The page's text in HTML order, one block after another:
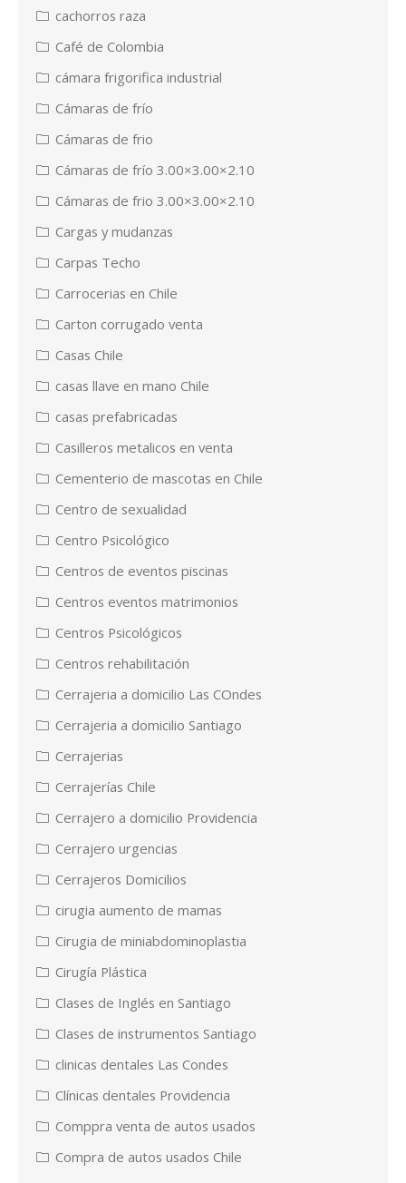
cachorros raza
Café de Colombia
cámara frigorifica industrial
Cámaras de frío
Cámaras de frio
Cámaras de frío 3.00×3.00×2.10
Cámaras de frio 3.00×3.00×2.10
Cargas y mudanzas
Carpas Techo
Carrocerias en Chile
Carton corrugado venta
Casas Chile
casas llave en mano Chile
casas prefabricadas
Casilleros metalicos en venta
Cementerio de mascotas en Chile
Centro de sexualidad
Centro Psicológico
Centros de eventos piscinas
Centros eventos matrimonios
Centros Psicológicos
Centros rehabilitación
Cerrajeria a domicilio Las COndes
Cerrajeria a domicilio Santiago
Cerrajerias
Cerrajerías Chile
Cerrajero a domicilio Providencia
Cerrajero urgencias
Cerrajeros Domicilios
cirugia aumento de mamas
Cirugia de miniabdominoplastia
Cirugía Plástica
Clases de Inglés en Santiago
Clases de instrumentos Santiago
clinicas dentales Las Condes
Clínicas dentales Providencia
Comppra venta de autos usados
Compra de autos usados Chile